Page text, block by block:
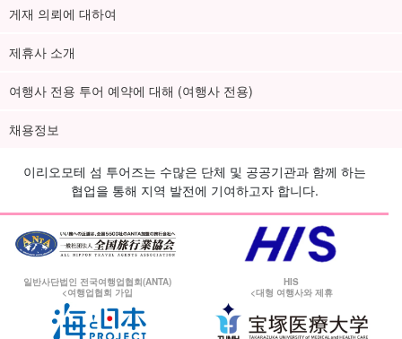
게재 의뢰에 대하여
제휴사 소개
여행사 전용 투어 예약에 대해 (여행사 전용)
채용정보
이리오모테 섬 투어즈는 수많은 단체 및 공공기관과 함께 하는
협업을 통해 지역 발전에 기여하고자 합니다.
일반사단법인 전국여행업협회(ANTA)
<여행업협회 가입
HIS
<대형 여행사와 제휴